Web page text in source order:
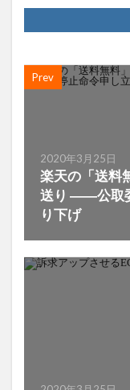
Prev
2020年3月25日
楽天の「送料
送り ――公取
り下げ